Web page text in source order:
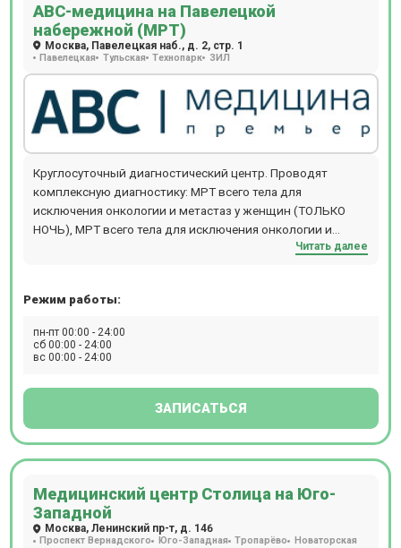
АВС-медицина на Павелецкой
набережной (МРТ)
Москва, Павелецкая наб., д. 2, стр. 1
Павелецкая Тульская Технопарк ЗИЛ
Круглосуточный диагностический центр. Проводят
комплексную диагностику: МРТ всего тела для
исключения онкологии и метастаз у женщин (ТОЛЬКО
НОЧЬ), МРТ всего тела для исключения онкологии и
метастаз у мужчин (ТОЛЬКО НОЧЬ), МРТ всего
на выявление болезни Альцгеймера (с динамикой с
склероза с контрастом, выявление органических причин
повышения артериального давления, выявление причин
Павелецкой пл. Прием взрослых и детей происходит по
компании General Electric BrivoMR 355, который обладает
мощностью в 1,5 Тесла. Пройти исследование на
томографах могут люди с массой тела до 120 кг.
Читать далее
Режим работы:
пн-пт 00:00 - 24:00
сб 00:00 - 24:00
вс 00:00 - 24:00
ЗАПИСАТЬСЯ
Медицинский центр Столица на Юго-
Западной
Москва, Ленинский пр-т, д. 146
Проспект Вернадского Юго-Западная Тропарёво Новаторская